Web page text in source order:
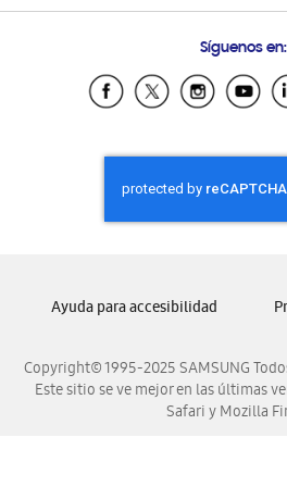
Samsung
Samsung El
Samsung
Samsung
Samsung
Samsung
Síguenos en:
Copyright© 1995-2025 SAMSUNG
Este sitio se ve mejor en las últimas
Safari y Mozilla
Ayuda para accesibilidad